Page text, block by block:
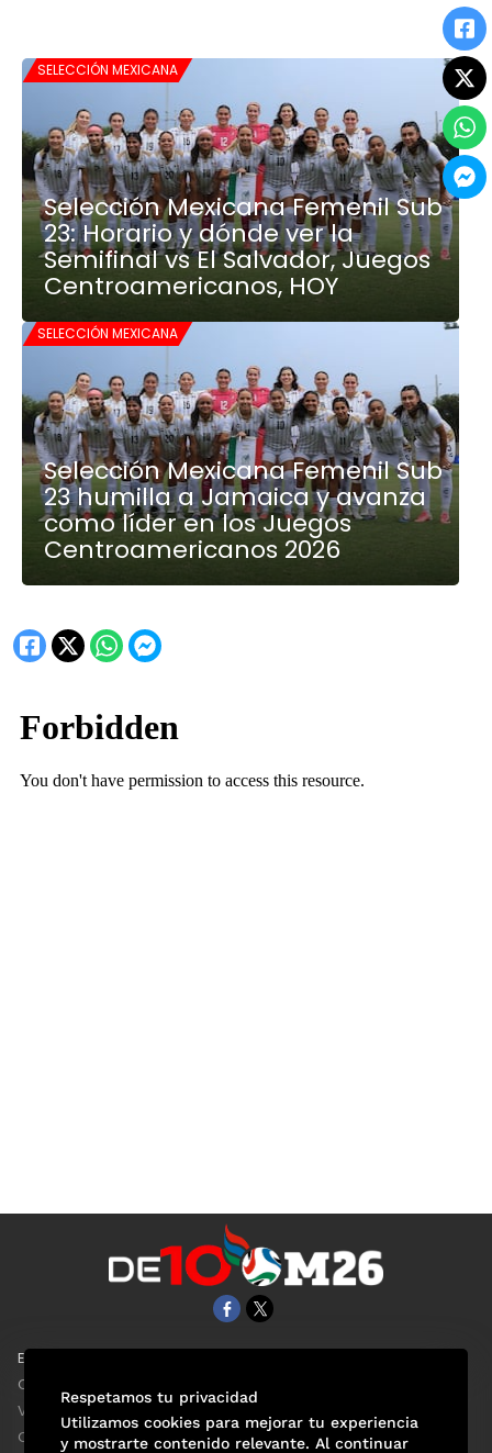
SELECCIÓN MEXICANA
Selección Mexicana Femenil Sub
23: Horario y dónde ver la
Semifinal vs El Salvador, Juegos
Centroamericanos, HOY
SELECCIÓN MEXICANA
Selección Mexicana Femenil Sub
23 humilla a Jamaica y avanza
como líder en los Juegos
Centroamericanos 2026
EL UNIVERSAL
Clase
ViveUSA
Confabulario
Respetamos tu privacidad
Utilizamos cookies para mejorar tu experiencia
y mostrarte contenido relevante. Al continuar